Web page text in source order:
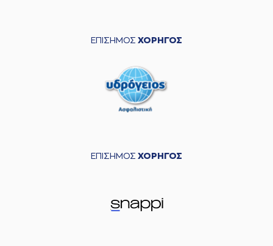
ΕΠΙΣΗΜΟΣ ΧΟΡΗΓΟΣ
ΕΠΙΣΗΜΟΣ ΧΟΡΗΓΟΣ